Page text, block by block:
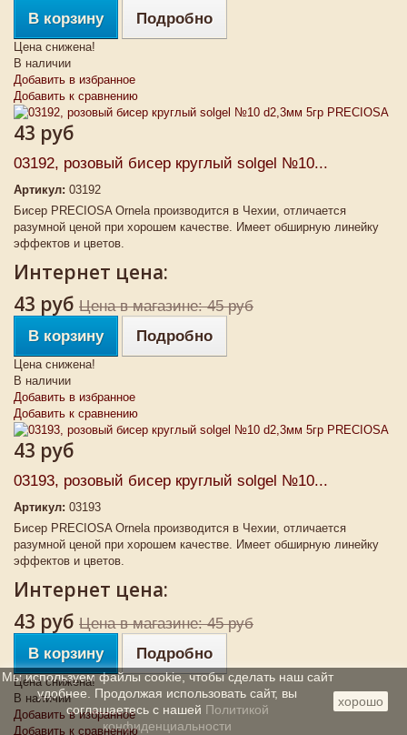
В корзину
Подробно
Цена снижена!
В наличии
Добавить в избранное
Добавить к сравнению
43 руб
03192, розовый бисер круглый solgel №10...
Артикул: 03192
Бисер PRECIOSA Ornela производится в Чехии, отличается
разумной ценой при хорошем качестве. Имеет обширную линейку
эффектов и цветов.
Интернет цена:
43 руб Цена в магазине: 45 руб
В корзину
Подробно
Цена снижена!
В наличии
Добавить в избранное
Добавить к сравнению
43 руб
03193, розовый бисер круглый solgel №10...
Артикул: 03193
Бисер PRECIOSA Ornela производится в Чехии, отличается
разумной ценой при хорошем качестве. Имеет обширную линейку
эффектов и цветов.
Интернет цена:
43 руб Цена в магазине: 45 руб
В корзину
Подробно
Цена снижена!
В наличии
Добавить в избранное
Добавить к сравнению
Мы используем файлы cookie, чтобы сделать наш сайт
удобнее. Продолжая использовать сайт, вы
соглашаетесь с нашей Политикой
конфиденциальности
хорошо